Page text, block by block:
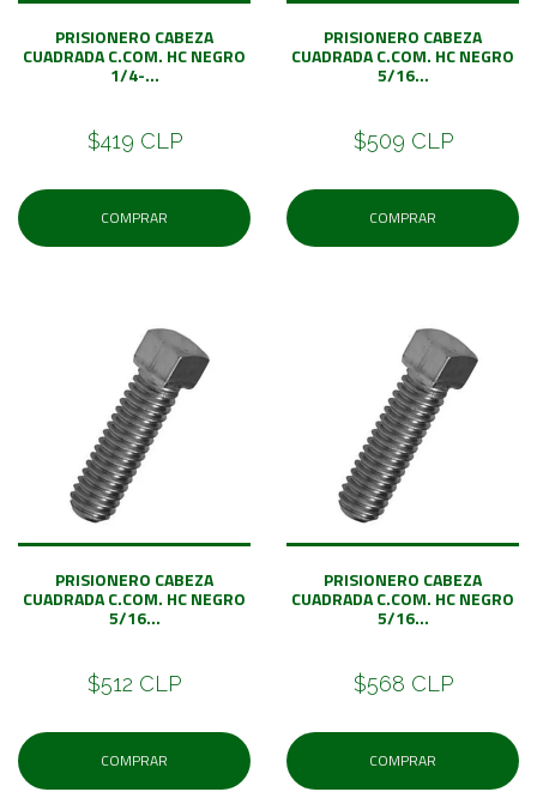
PRISIONERO CABEZA
CUADRADA C.COM. HC NEGRO
1/4-...
$419 CLP
COMPRAR
PRISIONERO CABEZA
CUADRADA C.COM. HC NEGRO
5/16...
$509 CLP
COMPRAR
PRISIONERO CABEZA
CUADRADA C.COM. HC NEGRO
5/16...
$512 CLP
COMPRAR
PRISIONERO CABEZA
CUADRADA C.COM. HC NEGRO
5/16...
$568 CLP
COMPRAR